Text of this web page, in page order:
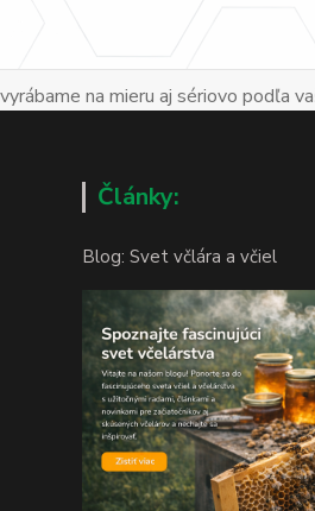
na mieru aj sériovo podľa
Články:
Blog: Svet včlára a včiel